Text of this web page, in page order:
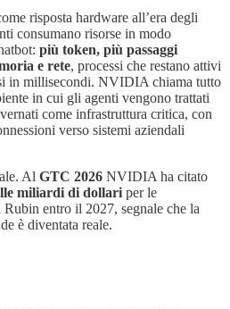
risposta hardware all’era degli
consumano risorse in modo
più token, più passaggi
e rete, processi che restano attivi
in millisecondi. NVIDIA chiama tutto
in cui gli agenti vengono trattati
come infrastruttura critica, con
verso sistemi aziendali
Al GTC 2026 NVIDIA ha citato
miliardi di dollari per le
entro il 2027, segnale che la
è diventata reale.